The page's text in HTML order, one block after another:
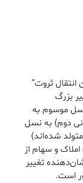
انتقال ثروت”
بزرگ
موسوم به
دوم) به نسل
۶۰ و ۷۰ میلادی متولد شده‌اند)
و سهام از
تغییر
است.